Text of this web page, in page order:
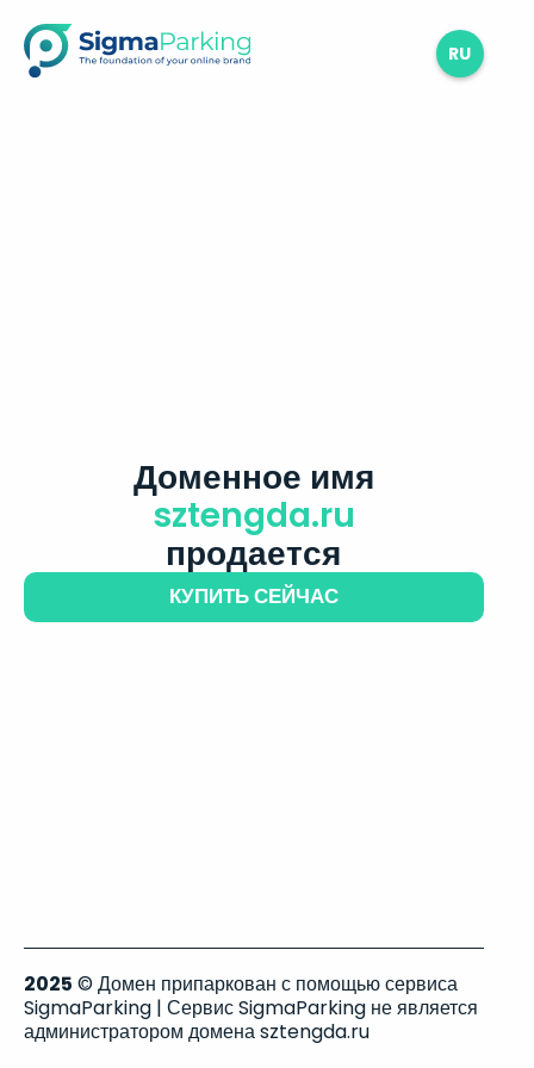
RU
Доменное имя
sztengda.ru
продается
КУПИТЬ СЕЙЧАС
2025 © Домен припаркован с помощью сервиса
SigmaParking | Сервис SigmaParking не является
администратором домена sztengda.ru